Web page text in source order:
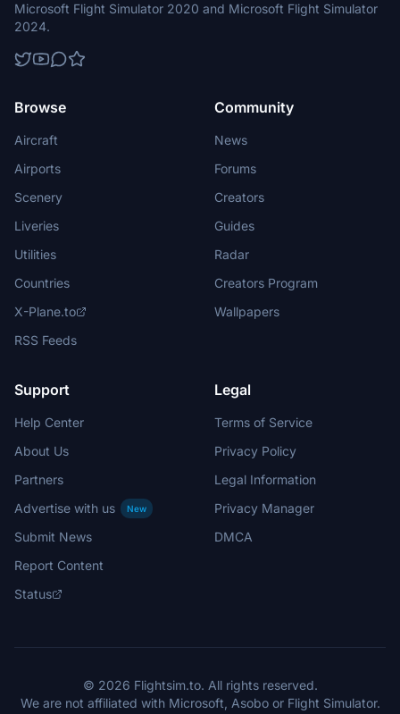
Microsoft Flight Simulator 2020 and Microsoft Flight Simulator
2024.
Browse
Aircraft
Airports
Scenery
Liveries
Utilities
Countries
X-Plane.to
RSS Feeds
Community
News
Forums
Creators
Guides
Radar
Creators Program
Wallpapers
Support
Help Center
About Us
Partners
Advertise with us
New
Submit News
Report Content
Status
Legal
Terms of Service
Privacy Policy
Legal Information
Privacy Manager
DMCA
© 2026 Flightsim.to. All rights reserved.
We are not affiliated with Microsoft, Asobo or Flight Simulator.